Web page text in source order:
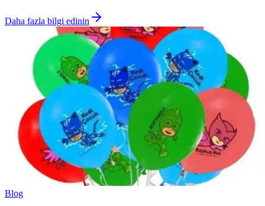
Daha fazla bilgi edinin
Blog